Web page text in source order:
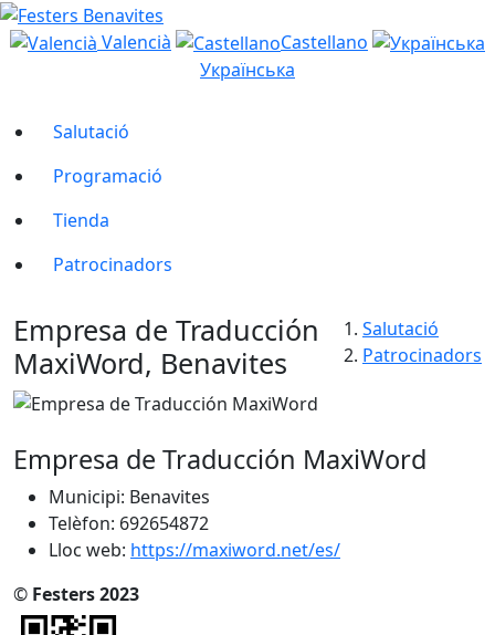
Valencià
Castellano
Українська
Salutació
Programació
Tienda
Patrocinadors
Empresa de Traducción
MaxiWord, Benavites
Salutació
Patrocinadors
Empresa de Traducción MaxiWord
Municipi: Benavites
Telèfon: 692654872
Lloc web: https://maxiword.net/es/
© Festers 2023